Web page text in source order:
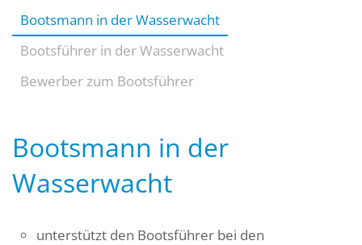
Bootsmann in der Wasserwacht
Bootsführer in der Wasserwacht
Bewerber zum Bootsführer
Bootsmann in der
Wasserwacht
unterstützt den Bootsführer bei den